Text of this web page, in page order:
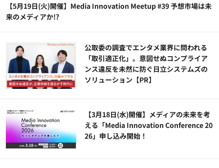
【5月19日(火)開催】Media Innovation Meetup #39 予想市場は未
来のメディアか!?
公​​取委の調査でエンタメ業界に問われる
「取引適正化」。意図せぬコンプライア
ンス違反を未然に防ぐ日立システムズの
ソリューション​【PR】
【3月18日(水)開催】メディアの未来を考
える「Media Innovation Conference 20
26」申し込み開始！